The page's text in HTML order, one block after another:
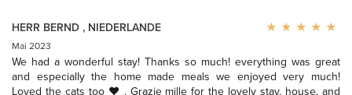
HERR BERND , NIEDERLANDE
Mai 2023
We had a wonderful stay! Thanks so much! everything was great
and especially the home made meals we enjoyed very much!
Loved the cats too ♥ . Grazie mille for the lovely stay, house, and